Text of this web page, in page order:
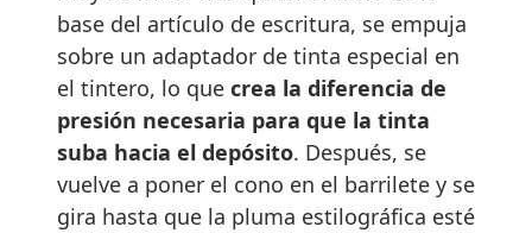
base del artículo de escritura, se empuja
sobre un adaptador de tinta especial en
el tintero, lo que crea la diferencia de
presión necesaria para que la tinta
suba hacia el depósito. Después, se
vuelve a poner el cono en el barrilete y se
gira hasta que la pluma estilográfica esté